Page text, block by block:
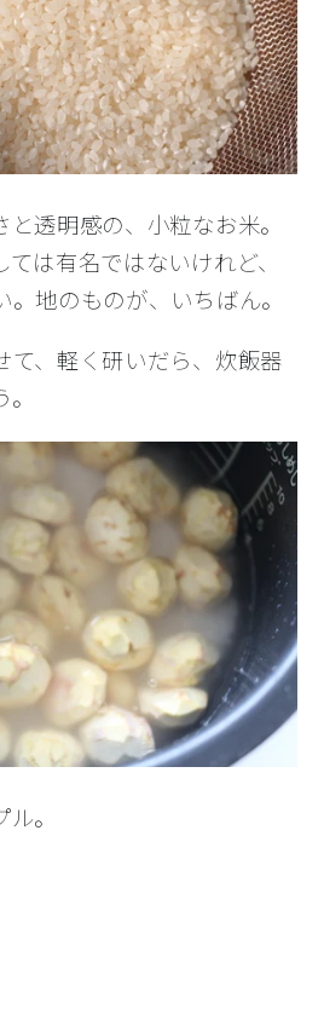
透明感の、小粒なお米。
は有名ではないけれど、
地のものが、いちばん。
て、軽く研いだら、炊飯器
。